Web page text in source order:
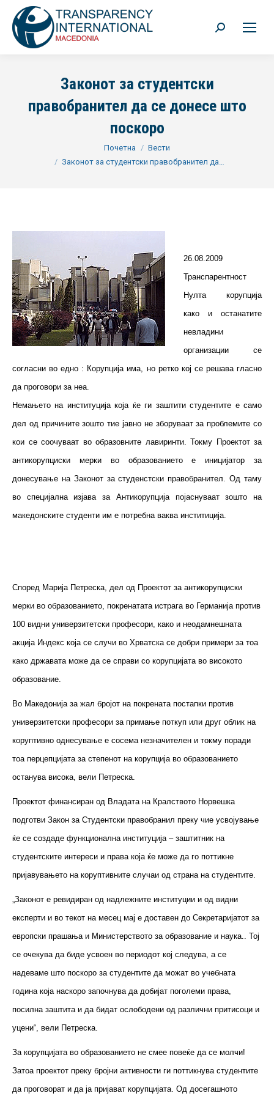
Search:
Законот за студентски
правобранител да се донесе што
поскоро
Почетна
Вести
Законот за студентски правобранител да…
26.08.2009
Транспарентност
Нулта корупција
како и останатите
невладини
организации се
согласни во едно : Корупција има, но ретко кој се решава гласно
да проговори за неа.
Немањето на институција која ќе ги заштити студентите е само
дел од причините зошто тие јавно не зборуваат за проблемите со
кои се соочуваат во образовните лавиринти. Токму Проектот за
антикорупциски мерки во образованието е иницијатор за
донесување на Законот за студенстски правобранител. Од таму
во специјална изјава за Антикорупција појаснуваат зошто на
македонските студенти им е потребна ваква инститиција.
Според Марија Петреска, дел од Проектот за антикорупциски
мерки во образованието, покренатата истрага во Германија против
100 видни универзитетски професори, како и неодамнешната
акција Индекс која се случи во Хрватска се добри примери за тоа
како државата може да се справи со корупцијата во високото
образование.
Во Македонија за жал бројот на покрената постапки против
универзитетски професори за примање поткуп или друг облик на
коруптивно однесување е сосема незначителен и токму поради
тоа перцепцијата за степенот на корупција во образованието
останува висока, вели Петреска.
Проектот финансиран од Владата на Кралството Норвешка
подготви Закон за Студентски правобранил преку чие усвојување
ќе се создаде функционална институција – заштитник на
студентските интереси и права која ќе може да го поттикне
пријавувањето на коруптивните случаи од страна на студентите.
„Законот е ревидиран од надлежните институции и од видни
експерти и во текот на месец мај е доставен до Секретаријатот за
европски прашања и Министерството за образование и наука.. Toj
се очекува да биде усвоен во периодот кој следува, а се
надеваме што поскоро за студентите да можат во учебната
година која наскоро започнува да добијат поголеми права,
посилна заштита и да бидат ослободени од различни притисоци и
уцени“, вели Петреска.
За корупцијата во образованието не смее повеќе да се молчи!
Затоа проектот преку бројни активности ги поттикнува студентите
да проговорат и да ја пријават корупцијата. Од досегашното